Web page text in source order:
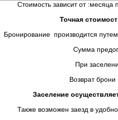
Стоимость зависит от :месяца
Точная
Бронирование производится
Сумма предоплаты
При заселении Вы
Возврат брони не
Заселение
Также возможен заезд в